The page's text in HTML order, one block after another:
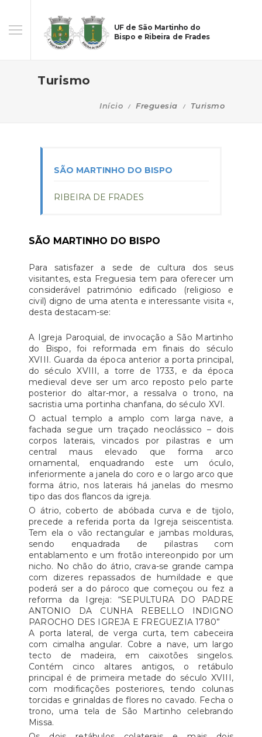
UF de São Martinho do
Bispo e Ribeira de Frades
Turismo
Início Freguesia Turismo
SÃO MARTINHO DO BISPO
RIBEIRA DE FRADES
SÃO MARTINHO DO BISPO
Para satisfazer a sede de cultura dos seus
visitantes, esta Freguesia tem para oferecer um
considerável património edificado (religioso e
civil) digno de uma atenta e interessante visita «,
desta destacam-se:
A Igreja Paroquial, de invocação a São Martinho
do Bispo, foi reformada em finais do século
XVIII. Guarda da época anterior a porta principal,
do século XVIII, a torre de 1733, e da época
medieval deve ser um arco reposto pelo parte
posterior do altar-mor, a ressalva o trono, na
sacristia uma portinha chanfana, do século XVI.
O actual templo a amplo com larga nave, a
fachada segue um traçado neoclássico – dois
corpos laterais, vincados por pilastras e um
central maus elevado que forma arco
ornamental, enquadrando este um óculo,
inferiormente a janela do coro e o largo arco que
forma átrio, nos laterais há janelas do mesmo
tipo das dos flancos da igreja.
O átrio, coberto de abóbada curva e de tijolo,
precede a referida porta da Igreja seiscentista.
Tem ela o vão rectangular e jambas molduras,
sendo enquadrada de pilastras com
entablamento e um frotão intereonpido por um
nicho. No chão do átrio, crava-se grande campa
com dizeres repassados de humildade e que
poderá ser a do pároco que começou ou fez a
reforma da Igreja: “SEPULTURA DO PADRE
ANTONIO DA CUNHA REBELLO INDIGNO
PAROCHO DES IGREJA E FREGUEZIA 1780”
A porta lateral, de verga curta, tem cabeceira
com cimalha angular. Cobre a nave, um largo
tecto de madeira, em caixotões singelos.
Contém cinco altares antigos, o retábulo
principal é de primeira metade do século XVIII,
com modificações posteriores, tendo colunas
torcidas e grinaldas de flores no cavado. Fecha o
trono, uma tela de São Martinho celebrando
Missa.